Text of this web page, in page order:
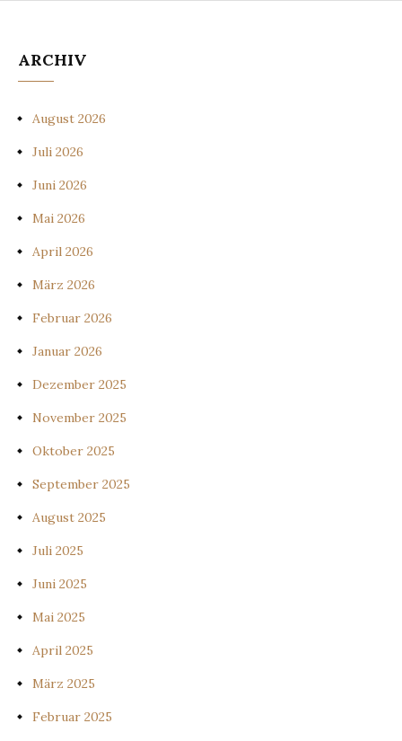
ARCHIV
August 2026
Juli 2026
Juni 2026
Mai 2026
April 2026
März 2026
Februar 2026
Januar 2026
Dezember 2025
November 2025
Oktober 2025
September 2025
August 2025
Juli 2025
Juni 2025
Mai 2025
April 2025
März 2025
Februar 2025